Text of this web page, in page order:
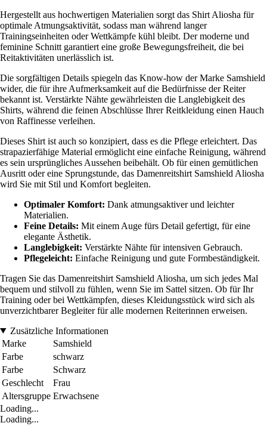
Hergestellt aus hochwertigen Materialien sorgt das Shirt Aliosha für
optimale Atmungsaktivität, sodass man während langer
Trainingseinheiten oder Wettkämpfe kühl bleibt. Der moderne und
feminine Schnitt garantiert eine große Bewegungsfreiheit, die bei
Reitaktivitäten unerlässlich ist.
Die sorgfältigen Details spiegeln das Know-how der Marke Samshield
wider, die für ihre Aufmerksamkeit auf die Bedürfnisse der Reiter
bekannt ist. Verstärkte Nähte gewährleisten die Langlebigkeit des
Shirts, während die feinen Abschlüsse Ihrer Reitkleidung einen Hauch
von Raffinesse verleihen.
Dieses Shirt ist auch so konzipiert, dass es die Pflege erleichtert. Das
strapazierfähige Material ermöglicht eine einfache Reinigung, während
es sein ursprüngliches Aussehen beibehält. Ob für einen gemütlichen
Ausritt oder eine Sprungstunde, das Damenreitshirt Samshield Aliosha
wird Sie mit Stil und Komfort begleiten.
Optimaler Komfort: Dank atmungsaktiver und leichter
Materialien.
Feine Details: Mit einem Auge fürs Detail gefertigt, für eine
elegante Ästhetik.
Langlebigkeit: Verstärkte Nähte für intensiven Gebrauch.
Pflegeleicht: Einfache Reinigung und gute Formbeständigkeit.
Tragen Sie das Damenreitshirt Samshield Aliosha, um sich jedes Mal
bequem und stilvoll zu fühlen, wenn Sie im Sattel sitzen. Ob für Ihr
Training oder bei Wettkämpfen, dieses Kleidungsstück wird sich als
unverzichtbarer Begleiter für alle modernen Reiterinnen erweisen.
Zusätzliche Informationen
Marke
Samshield
Farbe
schwarz
Farbe
Schwarz
Geschlecht
Frau
Altersgruppe Erwachsene
Loading...
Loading...